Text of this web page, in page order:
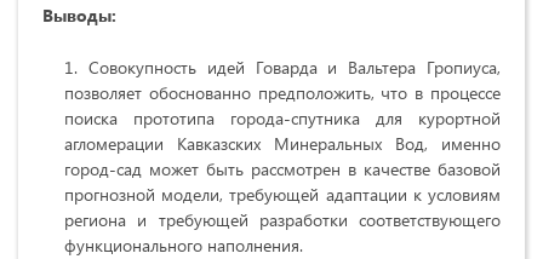
Выводы:
Совокупность идей Говарда и Вальтера Гропиуса,
позволяет обоснованно предположить, что в процессе
поиска прототипа города-спутника для курортной
агломерации Кавказских Минеральных Вод, именно
город-сад может быть рассмотрен в качестве базовой
прогнозной модели, требующей адаптации к условиям
региона и требующей разработки соответствующего
функционального наполнения.